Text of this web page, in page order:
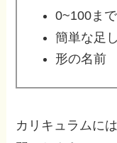
0~100ま
簡単な足
形の名前
カリキュラムに